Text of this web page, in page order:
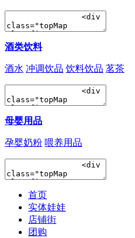
酒类饮料
酒水 冲调饮品 饮料饮品 茗茶
母婴用品
孕婴奶粉 喂养用品
首页
实体娃娃
店铺街
团购